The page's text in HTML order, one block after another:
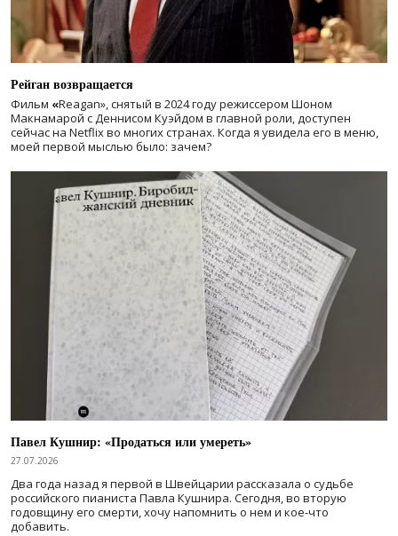
Рейган возвращается
Фильм «Reagan», снятый в 2024 годурежиссером Шоном
Макнамарой с Деннисом Куэйдом в главной роли, доступен
сейчас на Netflix во многих странах. Когда я увидела его в меню,
моей первой мыслью было: зачем?
Павел Кушнир: «Продаться или умереть»
27.07.2026
Два года назад я первой в Швейцарии рассказала о судьбе
российского пианиста Павла Кушнира. Сегодня, во вторую
годовщину его смерти, хочу напомнить о нем и кое-что
добавить.